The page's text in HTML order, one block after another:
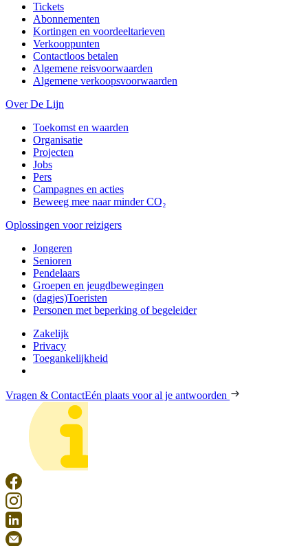
Tickets
Abonnementen
Kortingen en voordeeltarieven
Verkooppunten
Contactloos betalen
Algemene reisvoorwaarden
Algemene verkoopsvoorwaarden
Over De Lijn
Toekomst en waarden
Organisatie
Projecten
Jobs
Pers
Campagnes en acties
Beweeg mee naar minder CO₂
Oplossingen voor reizigers
Jongeren
Senioren
Pendelaars
Groepen en jeugdbewegingen
(dagjes)Toeristen
Personen met beperking of begeleider
Zakelijk
Privacy
Toegankelijkheid
Vragen & ContactEén plaats voor al je antwoorden